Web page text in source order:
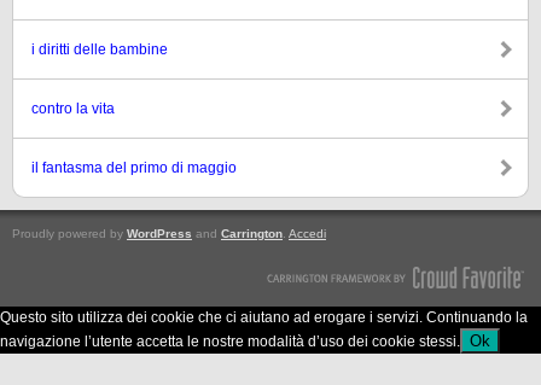
i diritti delle bambine
contro la vita
il fantasma del primo di maggio
Proudly powered by WordPress and Carrington Accedi
Questo sito utilizza dei cookie che ci aiutano ad erogare i servizi. Continuando la
navigazione l’utente accetta le nostre modalità d’uso dei cookie stessi. Ok